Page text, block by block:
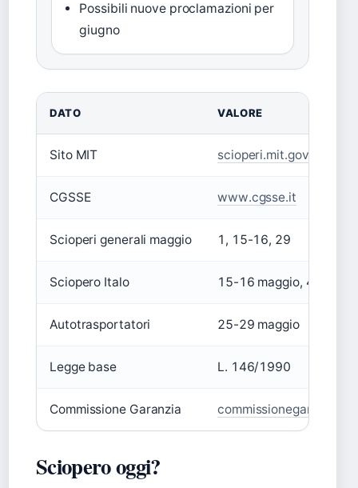
Possibili nuove proclamazioni per
giugno
DATO VALORE
Sito MIT scioperi.mit.gov.it
CGSSE www.cgsse.it
Scioperi generali maggio 1, 15-16, 29
Sciopero Italo 15-16 maggio, 48 ore
Autotrasportatori 25-29 maggio
Legge base L. 146/1990
Commissione Garanzia
Sciopero oggi?